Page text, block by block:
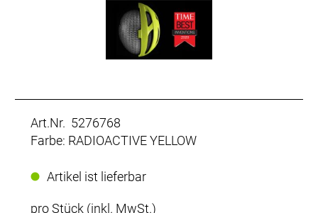
Art.Nr. 5276768
Farbe: RADIOACTIVE YELLOW
Artikel ist lieferbar
pro Stück (inkl. MwSt.)